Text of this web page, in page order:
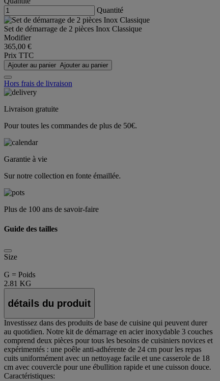
Quantité
Set de démarrage de 2 pièces Inox Classique
Modifier
365,00 €
Prix TTC
Ajouter au panier Ajouter au panier
Hors frais de livraison
Livraison gratuite
Pour toutes les commandes de plus de 50€.
Garantie à vie
Sur notre collection en fonte émaillée.
Plus de 100 ans de savoir-faire
Guide des tailles
Size
G = Poids
2.81 KG
détails du produit
Investissez dans des produits de base de cuisine qui peuvent durer
au quotidien. Notre kit de démarrage en acier inoxydable 3 couches
comprend deux pièces pour tous les besoins de cuisiniers novices et
expérimentés : une poêle anti-adhérente de 24 cm pour les repas
cuits uniformément avec un nettoyage facile et une casserole de 18
cm avec couvercle pour une ébullition rapide et une cuisson douce.
Caractéristiques: